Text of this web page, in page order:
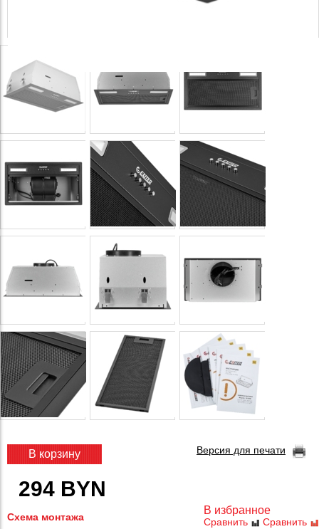
В избранное
Сравнить Сравнить
В корзину
294 BYN
Версия для печати
Схема монтажа